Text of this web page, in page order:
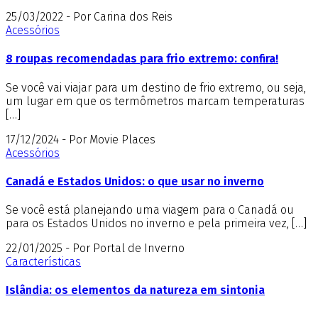
25/03/2022 - Por Carina dos Reis
Acessórios
8 roupas recomendadas para frio extremo: confira!
Se você vai viajar para um destino de frio extremo, ou seja,
um lugar em que os termômetros marcam temperaturas
[…]
17/12/2024 - Por Movie Places
Acessórios
Canadá e Estados Unidos: o que usar no inverno
Se você está planejando uma viagem para o Canadá ou
para os Estados Unidos no inverno e pela primeira vez, […]
22/01/2025 - Por Portal de Inverno
Características
Islândia: os elementos da natureza em sintonia